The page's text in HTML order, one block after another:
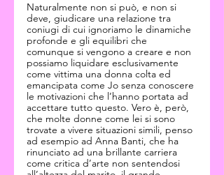
Naturalmente non si può, e non si
deve, giudicare una relazione tra
coniugi di cui ignoriamo le dinamiche
profonde e gli equilibri che
comunque si vengono a creare e non
possiamo liquidare esclusivamente
come vittima una donna colta ed
emancipata come Jo senza conoscere
le motivazioni che l’hanno portata ad
accettare tutto questo. Vero è, però,
che molte donne come lei si sono
trovate a vivere situazioni simili, penso
ad esempio ad Anna Banti, che ha
rinunciato ad una brillante carriera
come critica d’arte non sentendosi